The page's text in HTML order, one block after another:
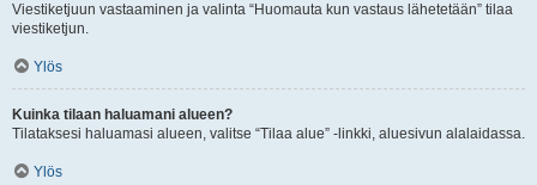
Viestiketjuun vastaaminen ja valinta “Huomauta kun vastaus lähetetään” tilaa
viestiketjun.
Ylös
Kuinka tilaan haluamani alueen?
Tilataksesi haluamasi alueen, valitse “Tilaa alue” -linkki, aluesivun alalaidassa.
Ylös